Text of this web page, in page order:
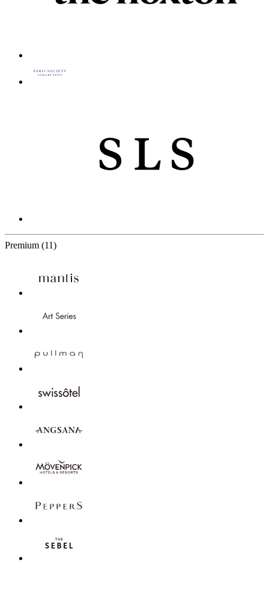
Premium 11 Partners
(11)